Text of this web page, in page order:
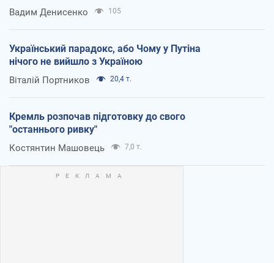
Вадим Денисенко 105
Український парадокс, або Чому у Путіна
нічого не вийшло з Україною
Віталій Портников 20,4 т.
Кремль розпочав підготовку до свого
"останнього ривку"
Костянтин Машовець 7,0 т.